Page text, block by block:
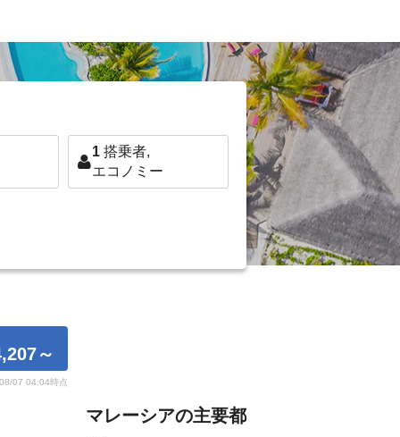
1 搭乗者,
エコノミー
～
07 04:04時点
マレーシアの主要都